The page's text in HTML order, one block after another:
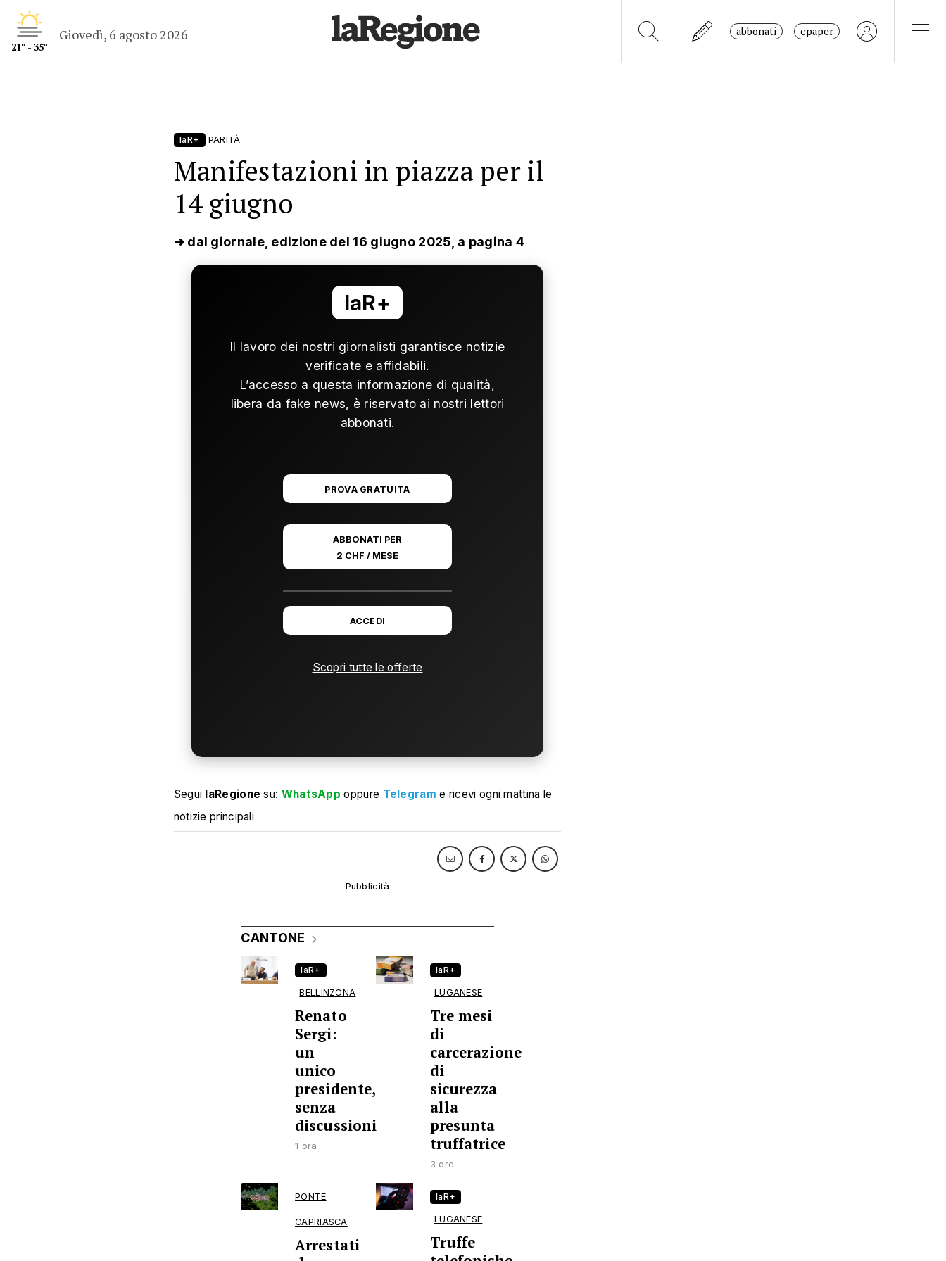
21° - 35°
Giovedì, 6 agosto 2026 abbonati epaper
laR+ PARITÀ
Manifestazioni in piazza per il
14 giugno
➜ dal giornale, edizione del 16 giugno 2025, a pagina 4
laR+
Il lavoro dei nostri giornalisti garantisce notizie
verificate e affidabili.
L’accesso a questa informazione di qualità,
libera da fake news, è riservato ai nostri lettori
abbonati.
PROVA GRATUITA
ABBONATI PER
2 CHF / MESE
ACCEDI
Scopri tutte le offerte
Segui laRegione su: WhatsApp oppure Telegram e ricevi ogni mattina le
notizie principali
CANTONE
laR+
BELLINZONA
Renato
Sergi:
un
unico
presidente,
senza
discussioni
1 ora
laR+
LUGANESE
Tre mesi
di
carcerazione
di
sicurezza
alla
presunta
truffatrice
3 ore
PONTE
CAPRIASCA
Arrestati
laR+
LUGANESE
Truffe